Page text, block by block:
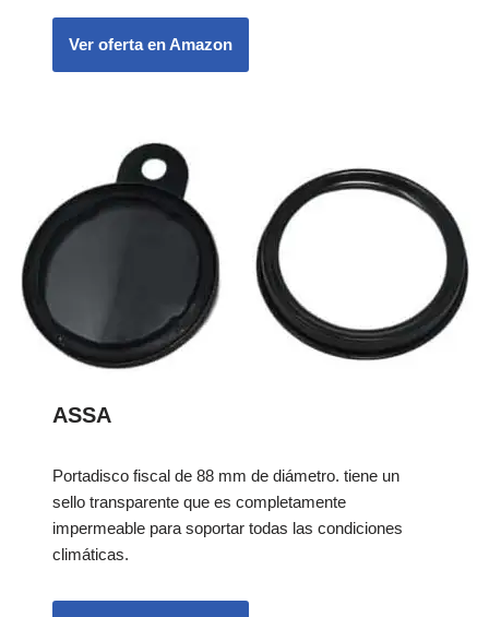
Ver oferta en Amazon
ASSA
Portadisco fiscal de 88 mm de diámetro. tiene un
sello transparente que es completamente
impermeable para soportar todas las condiciones
climáticas.